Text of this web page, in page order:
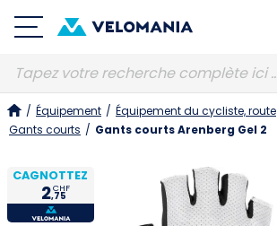
/ Équipement / Équipement du cycliste, route
Gants courts / Gants courts Arenberg Gel 2
CAGNOTTEZ
2,75
CHF